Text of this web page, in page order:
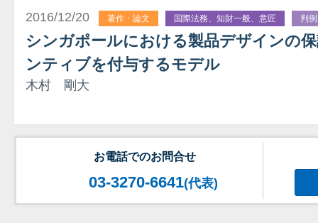
2016/12/20 著作・論文 国際法務、知財一般、意匠 判例
シンガポールにおける製品デザインの
ンティブを付与するモデル
木村 剛大
お電話でのお問合せ
03-3270-6641(代表)